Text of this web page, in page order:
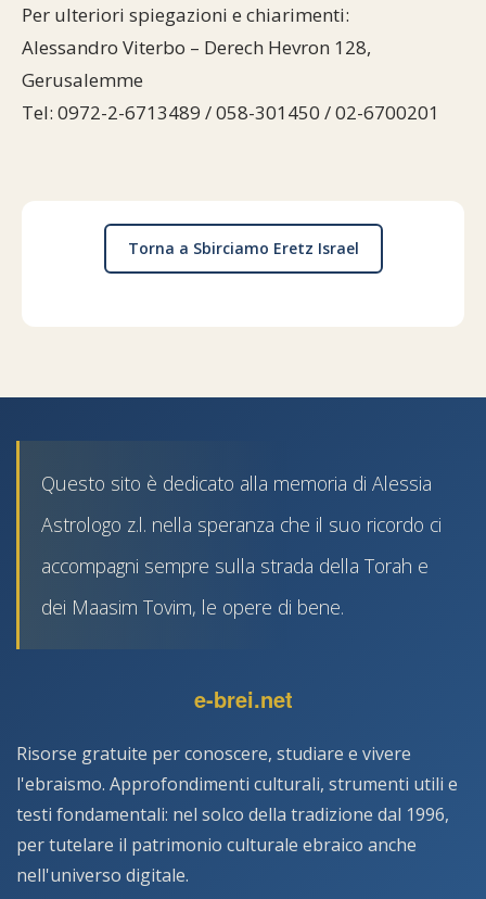
Per ulteriori spiegazioni e chiarimenti:
Alessandro Viterbo – Derech Hevron 128,
Gerusalemme
Tel: 0972-2-6713489 / 058-301450 / 02-6700201
Torna a Sbirciamo Eretz Israel
Questo sito è dedicato alla memoria di Alessia
Astrologo z.l. nella speranza che il suo ricordo ci
accompagni sempre sulla strada della Torah e
dei Maasim Tovim, le opere di bene.
e-brei.net
Risorse gratuite per conoscere, studiare e vivere
l'ebraismo. Approfondimenti culturali, strumenti utili e
testi fondamentali: nel solco della tradizione dal 1996,
per tutelare il patrimonio culturale ebraico anche
nell'universo digitale.